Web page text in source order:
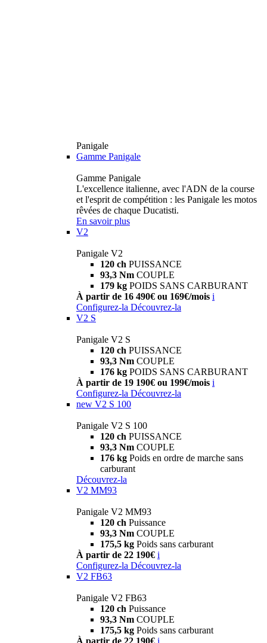
Panigale
Gamme Panigale
Gamme Panigale
L'excellence italienne, avec l'ADN de la course
et l'esprit de compétition : les Panigale les motos
rêvées de chaque Ducatisti.
En savoir plus
V2
Panigale V2
120 ch PUISSANCE
93,3 Nm COUPLE
179 kg POIDS SANS CARBURANT
À partir de 16 490€ ou 169€/mois i
Configurez-la Découvrez-la
V2 S
Panigale V2 S
120 ch PUISSANCE
93,3 Nm COUPLE
176 kg POIDS SANS CARBURANT
À partir de 19 190€ ou 199€/mois i
Configurez-la Découvrez-la
new V2 S 100
Panigale V2 S 100
120 ch PUISSANCE
93,3 Nm COUPLE
176 kg Poids en ordre de marche sans
carburant
Découvrez-la
V2 MM93
Panigale V2 MM93
120 ch Puissance
93,3 Nm COUPLE
175,5 kg Poids sans carburant
À partir de 22 190€ i
Configurez-la Découvrez-la
V2 FB63
Panigale V2 FB63
120 ch Puissance
93,3 Nm COUPLE
175,5 kg Poids sans carburant
À partir de 22 190€ i